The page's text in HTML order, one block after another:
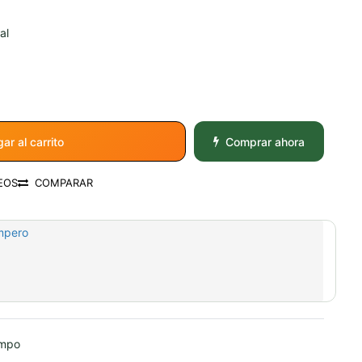
al carrito Comprar ahora
COMPARAR